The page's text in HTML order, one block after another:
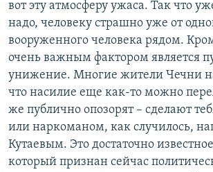
вот эту атмосферу ужаса. Так что
надо, человеку страшно уже от
вооруженного человека рядом.
очень важным фактором является
унижение. Многие жители Чечни
что насилие еще как-то можно
же публично опозорят – сделают
или наркоманом, как случилось,
Кутаевым. Это достаточно
который признан сейчас